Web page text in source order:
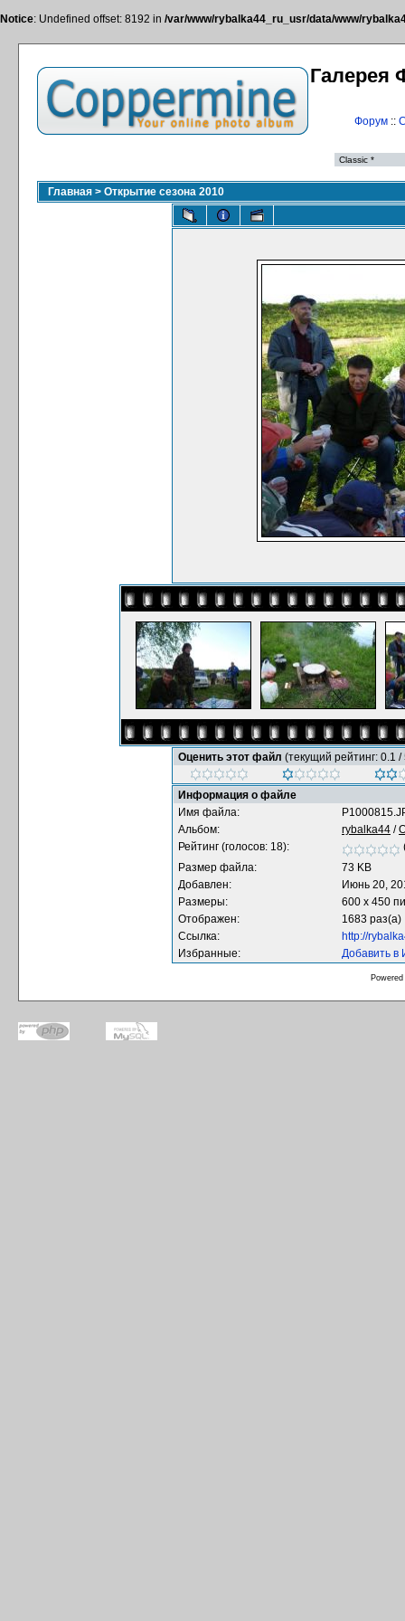
Notice: Undefined offset: 8192 in /var/www/rybalka44_ru_usr/data/www/
Галерея
Форум::
Главная > Открытие сезона 2010
Оценить этот файл (текущий рейтинг: 0.1 /
Информация о файле
Имя файла:
Альбом:
rybalka44 /
Рейтинг (голосов: 18):
Размер файла:
73 KB
Добавлен:
Июнь 20,
Размеры:
600 x 450
Отображен:
1683 раз(а)
Ссылка:
http://
Избранные:
Добавить в